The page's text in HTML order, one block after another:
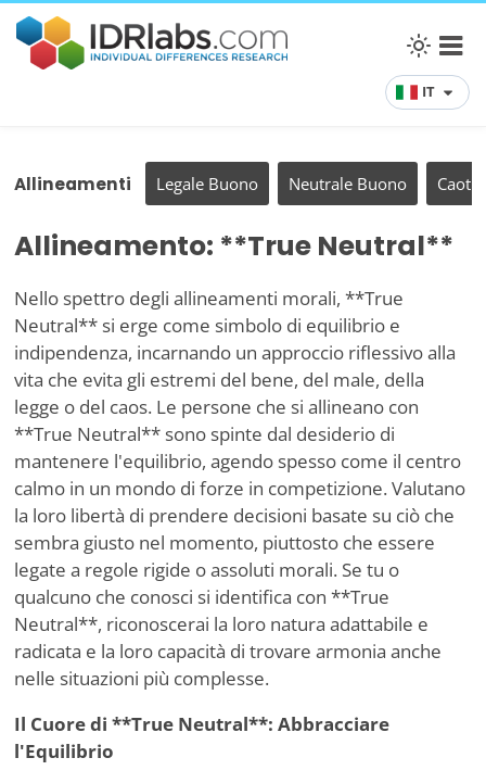
IT
Allineamenti Legale Buono Neutrale Buono
Allineamento: **True Neutral**
Nello spettro degli allineamenti morali, **True
Neutral** si erge come simbolo di equilibrio e
indipendenza, incarnando un approccio riflessivo alla
vita che evita gli estremi del bene, del male, della
legge o del caos. Le persone che si allineano con
**True Neutral** sono spinte dal desiderio di
mantenere l'equilibrio, agendo spesso come il centro
calmo in un mondo di forze in competizione. Valutano
la loro libertà di prendere decisioni basate su ciò che
sembra giusto nel momento, piuttosto che essere
legate a regole rigide o assoluti morali. Se tu o
qualcuno che conosci si identifica con **True
Neutral**, riconoscerai la loro natura adattabile e
radicata e la loro capacità di trovare armonia anche
nelle situazioni più complesse.
Il Cuore di **True Neutral**: Abbracciare
l'Equilibrio